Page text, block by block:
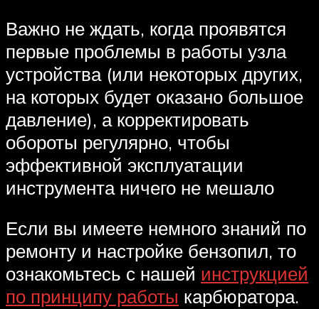
Важно не ждать, когда проявятся
первые проблемы в работы узла
устройства (или некоторых других,
на которых будет оказано большое
давление), а корректировать
обороты регулярно, чтобы
эффективной эксплуатации
инструмента ничего не мешало
Если вы имеете немного знаний по
ремонту и настройке бензопил, то
ознакомьтесь с нашей инструкцией
по принципу работы карбюратора.